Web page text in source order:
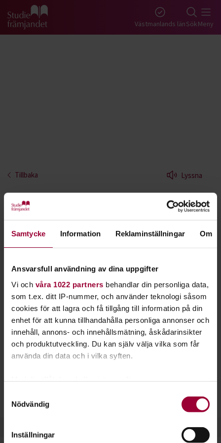
Samtycke Information Reklaminställningar Om
Ansvarsfull användning av dina uppgifter
Vi och våra 1022 partners behandlar din personliga data,
som t.ex. ditt IP-nummer, och använder teknologi såsom
cookies för att lagra och få tillgång till information på din
enhet för att kunna tillhandahålla personliga annonser och
innehåll, annons- och innehållsmätning, åskådarinsikter
och produktutveckling. Du kan själv välja vilka som får
använda din data och i vilka syften.
som kan ha en noggrannhet på upp till flera meter
Nödvändig
Inställningar
Gå till studiefrämjandets startsida Västmanlands länSökMeny
Tillbaka Lyssna
Bas - Västmanland
Lär dig spela elbas. Basen, tillsammans med
trummorna, utgör ofta grundstommen i pop- och
rockmusiken.
Öva med rätt teknik och fingersättning så blir du snabbare
och givetvis också hur du stämmer basen.
Som basist spelar du sällan mer än en ton i taget. Basen är
inget typiskt soloinstrument utan kommer främst till sin
rätt ihop med andra instrument.
Elbasen liknar till stor del gitarren, men har längre hals och
för att spela bas.
Läs gärna mer om att spela bas på vår sajt Musikakuten.